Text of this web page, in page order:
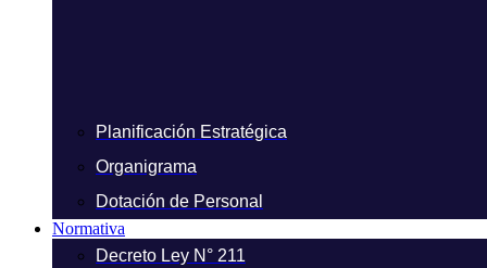
Planificación Estratégica
Organigrama
Dotación de Personal
Normativa
Decreto Ley N° 211